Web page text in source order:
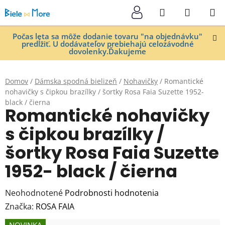
na
obsah
Počas leta sa môže dodanie tovaru "na objednávku"
predĺžiť. U dodávateľov prebiehajú celozávodné
dovolenky.Ďakujeme
Hľadať
KOŠÍK
Domov / Dámska spodná bielizeň / Nohavičky / Romantické
nohavičky s čipkou brazílky / šortky Rosa Faia Suzette 1952-
black / čierna
Romantické nohavičky
s čipkou brazílky /
šortky Rosa Faia Suzette
1952- black / čierna
Priemerné
hodnotenie
produktu
Neohodnotené Podrobnosti hodnotenia
Značka: ROSA FAIA